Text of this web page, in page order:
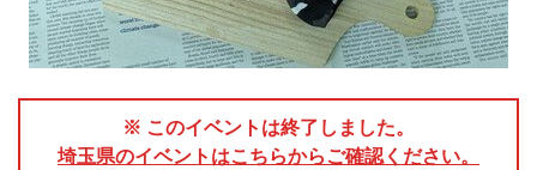
※ このイベントは終了しました。
埼玉県のイベントはこちらからご確認ください。